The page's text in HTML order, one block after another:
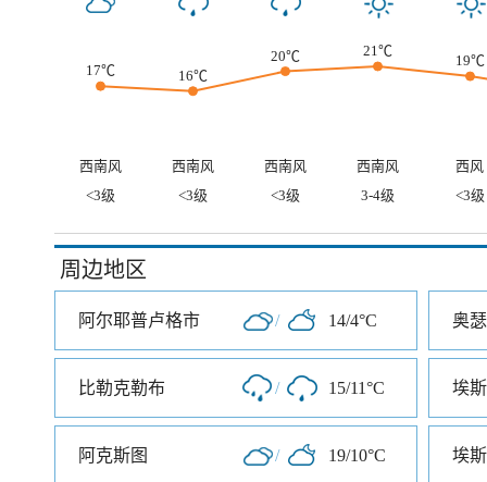
17℃ 16℃
20℃ 21℃
19℃
西南风 西南风 西南风 西南风
西风
<3级
<3级 <3级 3-4级 <3级
周边地区
阿尔耶普卢格市 / 14/4°C 奥
比勒克勒布 / 15/11°C 埃
阿克斯图 / 19/10°C 埃